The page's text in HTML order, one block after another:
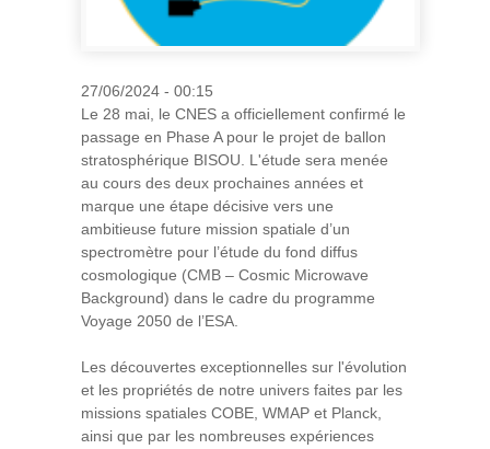
27/06/2024 - 00:15
Le 28 mai, le CNES a officiellement confirmé le
passage en Phase A pour le projet de ballon
stratosphérique BISOU. L'étude sera menée
au cours des deux prochaines années et
marque une étape décisive vers une
ambitieuse future mission spatiale d’un
spectromètre pour l’étude du fond diffus
cosmologique (CMB – Cosmic Microwave
Background) dans le cadre du programme
Voyage 2050 de l’ESA.
Les découvertes exceptionnelles sur l'évolution
et les propriétés de notre univers faites par les
missions spatiales COBE, WMAP et Planck,
ainsi que par les nombreuses expériences